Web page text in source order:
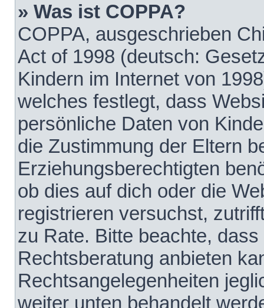
» Was ist COPPA?
COPPA, ausgeschrieben
Act of 1998 (deutsch:
Kindern im Internet von
welches festlegt, dass
persönliche Daten von
die Zustimmung der Eltern
Erziehungsberechtigten
ob dies auf dich oder die
registrieren versuchst,
zu Rate. Bitte beachte,
Rechtsberatung anbieten
Rechtsangelegenheiten
weiter unten behandelt